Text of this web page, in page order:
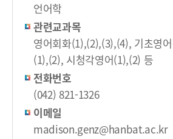
언어학
관련교과목
영어회화(1),(2),(3),(4), 기초영
(1),(2), 시청각영어(1),(2) 등
전화번호
(042) 821-1326
이메일
madison.genz@hanbat.ac.kr